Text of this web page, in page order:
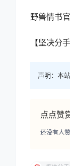
此时，就
所有咨询
野兽情书